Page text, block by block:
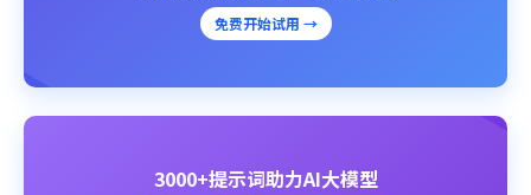
免费开始试用 →
3000+提示词助力AI大模型